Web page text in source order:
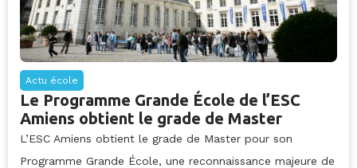
Actu école
Le Programme Grande École de l’ESC
Amiens obtient le grade de Master
L’ESC Amiens obtient le grade de Master pour son
Programme Grande École, une reconnaissance majeure de